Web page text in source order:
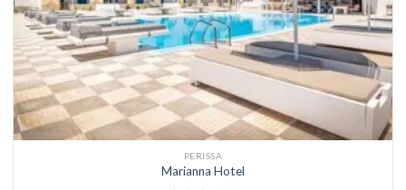
PERISSA
Marianna Hotel